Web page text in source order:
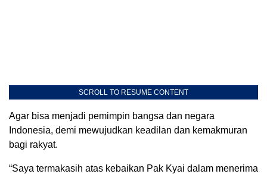
SCROLL TO RESUME CONTENT
Agar bisa menjadi pemimpin bangsa dan negara
Indonesia, demi mewujudkan keadilan dan kemakmuran
bagi rakyat.
“Saya termakasih atas kebaikan Pak Kyai dalam menerima